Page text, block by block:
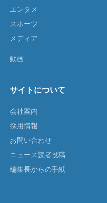
エンタメ
スポーツ
メディア
動画
サイトについて
会社案内
採用情報
お問い合わせ
ニュース読者投稿
編集長からの手紙